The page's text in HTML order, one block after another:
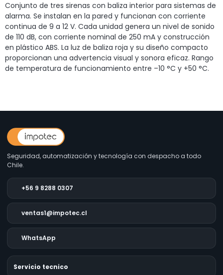
Conjunto de tres sirenas con baliza interior para sistemas de
alarma. Se instalan en la pared y funcionan con corriente
continua de 9 a 12 V. Cada unidad genera un nivel de sonido
de 110 dB, con corriente nominal de 250 mA y construcción
en plástico ABS. La luz de baliza roja y su diseño compacto
proporcionan una advertencia visual y sonora eficaz. Rango
de temperatura de funcionamiento entre –10 °C y +50 °C.
Seguridad, automatización y tecnología con despacho a todo
Chile.
+56 9 8288 0307
ventas1@impotec.cl
WhatsApp
Servicio tecnico